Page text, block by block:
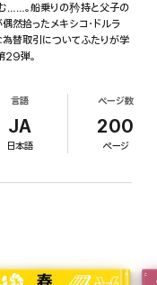
……。船乗りの矜持と父子の
然拾ったメキシコ・ドルラ
為替取引についてふたりが学
29弾。
言語
JA
日本語
ページ数
200
ページ